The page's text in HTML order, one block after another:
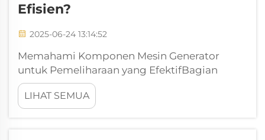
Efisien?
2025-06-24 13:14:52
Memahami Komponen Mesin Generator
untuk Pemeliharaan yang EfektifBagian
Mekanis Utama yang Memerlukan Perhatian
BerkalaPerawatan berkala terhadap bagian
mekanis utama seperti piston, poros engkol,
LIHAT SEMUA